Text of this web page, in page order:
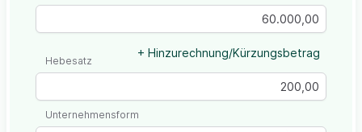
+ Hinzurechnung/Kürzungsbetrag
Hebesatz
Unternehmensform